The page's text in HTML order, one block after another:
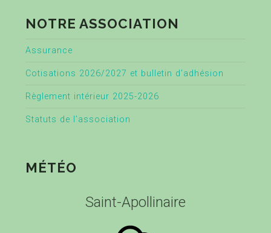
NOTRE ASSOCIATION
Assurance
Cotisations 2026/2027 et bulletin d’adhésion
Règlement intérieur 2025-2026
Statuts de l’association
MÉTÉO
Saint-Apollinaire